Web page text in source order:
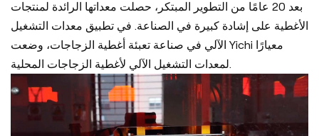
بعد 20 عامًا من التطوير المبتكر، حصلت معداتها الرائدة لمنتجات
الأغطية على إشادة كبيرة في الصناعة. في تطبيق معدات التشغيل
الآلي في صناعة تعبئة أغطية الزجاجات، وضعت Yichi معيارًا
لمعدات التشغيل الآلي لأغطية الزجاجات المحلية.